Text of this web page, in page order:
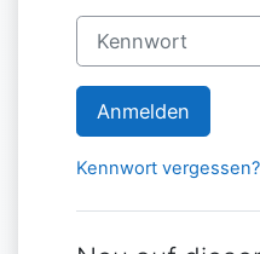
Kennwort
Anmelden
Kennwort vergessen?